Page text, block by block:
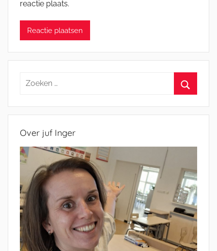
reactie plaats.
Zoeken
Over juf Inger